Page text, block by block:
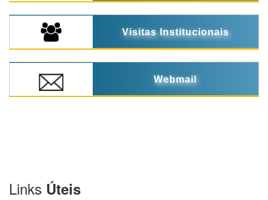
Visitas Institucionais
Webmail
Links Úteis